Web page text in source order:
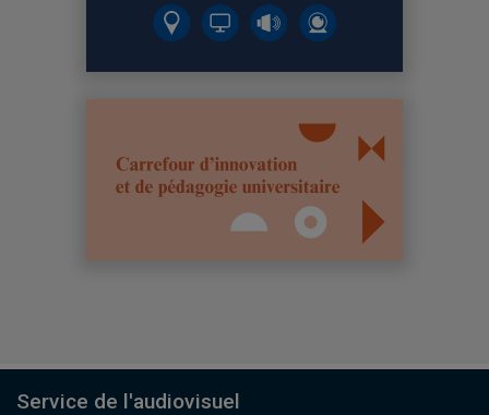
Service de l'audiovisuel